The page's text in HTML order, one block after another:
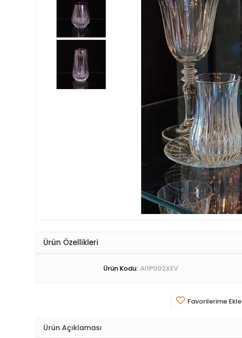
Ürün Özellikleri
Ürün Kodu: AI1P002XEV
Favorilerime Ekle
Ürün Açıklaması